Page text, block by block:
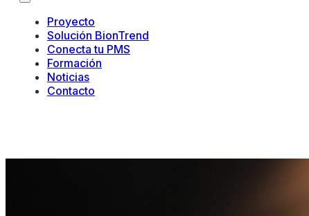
Proyecto
Solución BionTrend
Conecta tu PMS
Formación
Noticias
Contacto